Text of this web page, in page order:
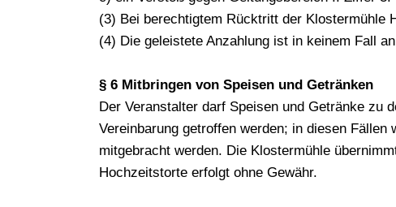
(3) Bei berechtigtem Rücktritt der Klostermühle
(4) Die geleistete Anzahlung ist in keinem Fall
§ 6 Mitbringen von Speisen und Getränken
Der Veranstalter darf Speisen und Getränke zu
Vereinbarung getroffen werden; in diesen
mitgebracht werden. Die Klostermühle
Hochzeitstorte erfolgt ohne Gewähr.